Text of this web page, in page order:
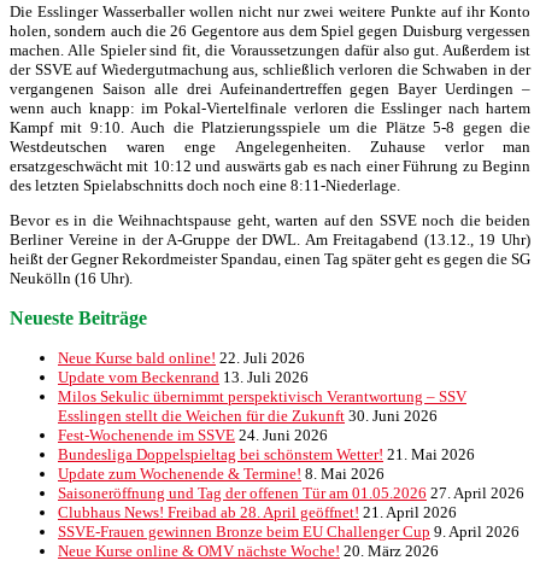
Die Esslinger Wasserballer wollen nicht nur zwei weitere Punkte auf ihr Konto
holen, sondern auch die 26 Gegentore aus dem Spiel gegen Duisburg vergessen
machen. Alle Spieler sind fit, die Voraussetzungen dafür also gut. Außerdem ist
der SSVE auf Wiedergutmachung aus, schließlich verloren die Schwaben in der
vergangenen Saison alle drei Aufeinandertreffen gegen Bayer Uerdingen –
wenn auch knapp: im Pokal-Viertelfinale verloren die Esslinger nach hartem
Kampf mit 9:10. Auch die Platzierungsspiele um die Plätze 5-8 gegen die
Westdeutschen waren enge Angelegenheiten. Zuhause verlor man
ersatzgeschwächt mit 10:12 und auswärts gab es nach einer Führung zu Beginn
des letzten Spielabschnitts doch noch eine 8:11-Niederlage.
Bevor es in die Weihnachtspause geht, warten auf den SSVE noch die beiden
Berliner Vereine in der A-Gruppe der DWL. Am Freitagabend (13.12., 19 Uhr)
heißt der Gegner Rekordmeister Spandau, einen Tag später geht es gegen die SG
Neukölln (16 Uhr).
Neueste Beiträge
Neue Kurse bald online! 22. Juli 2026
Update vom Beckenrand 13. Juli 2026
Milos Sekulic übernimmt perspektivisch Verantwortung – SSV
Esslingen stellt die Weichen für die Zukunft 30. Juni 2026
Fest-Wochenende im SSVE 24. Juni 2026
Bundesliga Doppelspieltag bei schönstem Wetter! 21. Mai 2026
Update zum Wochenende & Termine! 8. Mai 2026
Saisoneröffnung und Tag der offenen Tür am 01.05.2026 27. April 2026
Clubhaus News! Freibad ab 28. April geöffnet! 21. April 2026
SSVE-Frauen gewinnen Bronze beim EU Challenger Cup 9. April 2026
Neue Kurse online & OMV nächste Woche! 20. März 2026